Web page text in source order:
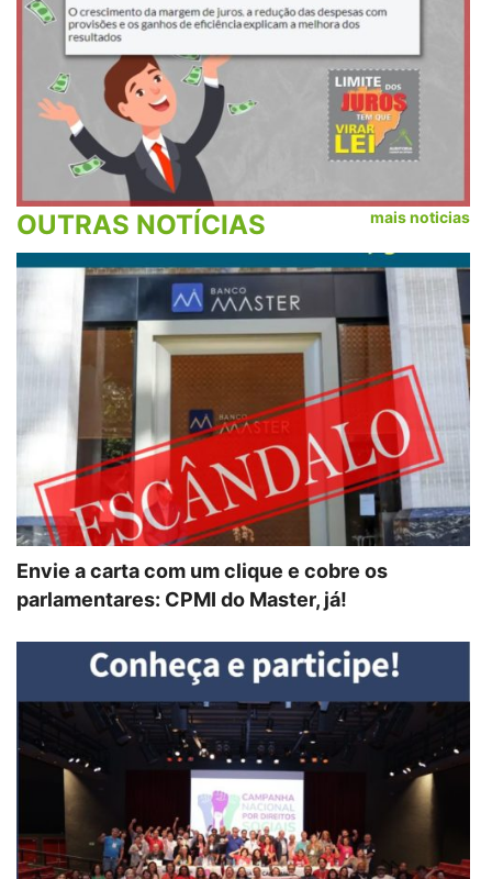
OUTRAS NOTÍCIAS mais noticias
Envie a carta com um clique e cobre os
parlamentares: CPMI do Master, já!